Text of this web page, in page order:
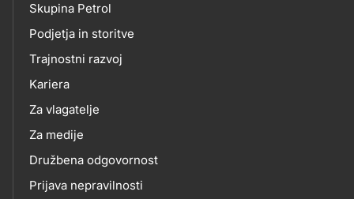
skupno.footer-
title???
O
NAS
Skupina Petrol
Podjetja in storitve
Trajnostni razvoj
Kariera
Za vlagatelje
Za medije
Družbena odgovornost
Prijava nepravilnosti